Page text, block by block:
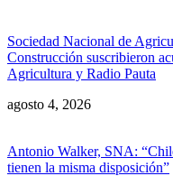
Sociedad Nacional de
Construcción suscribieron
Agricultura y Radio Pauta
agosto 4, 2026
Antonio Walker, SNA:
tienen la misma disposición”